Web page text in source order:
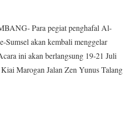
Para pegiat penghafal Al-
Sumsel akan kembali menggelar
ini akan berlangsung 19-21 Juli
Marogan Jalan Zen Yunus Talang